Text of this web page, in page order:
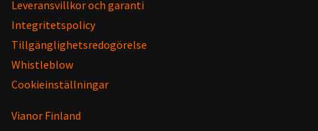
Leveransvillkor och garanti
Integritetspolicy
Tillgänglighetsredogörelse
Whistleblow
Cookieinställningar
Vianor Finland